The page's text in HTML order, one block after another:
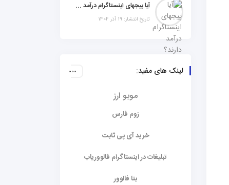
آیا پیجهای اینستاگرام درآمد دارند؟ راز موفقیت با استراتژی هوشمندانه
تاریخ انتشار: 19 آذر 1404
لینک های مفید:
موبو ارز
زوم فارس
خرید آی پی ثابت
تبلیغات در اینستاگرام فالووریاب
بتا فالوور